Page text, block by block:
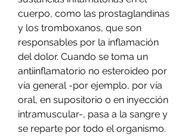
cuerpo, como las prostaglandinas
y los tromboxanos, que son
responsables por la inflamación
del dolor. Cuando se toma un
antiinflamatorio no esteroideo por
vía general -por ejemplo, por vía
oral, en supositorio o en inyección
intramuscular-, pasa a la sangre y
se reparte por todo el organismo.